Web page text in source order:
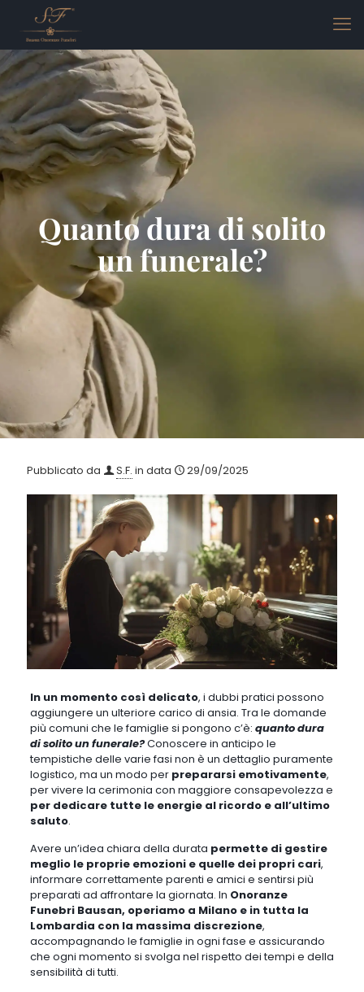
Quanto dura di solito
un funerale?
Pubblicato da S.F. in data 29/09/2025
In un momento così delicato, i dubbi pratici possono
aggiungere un ulteriore carico di ansia. Tra le domande
più comuni che le famiglie si pongono c’è: quanto dura
di solito un funerale?Conoscere in anticipo le
tempistiche delle varie fasi non è un dettaglio puramente
logistico, ma un modo per prepararsi emotivamente,
per vivere la cerimonia con maggiore consapevolezza e
per dedicare tutte le energie al ricordo e all’ultimo
saluto.
Avere un’idea chiara della durata permette di gestire
meglio le proprie emozioni e quelle dei propri cari,
informare correttamente parenti e amici e sentirsi più
preparati ad affrontare la giornata. In Onoranze
Funebri Bausan, operiamo a Milano e in tutta la
Lombardia con la massima discrezione,
accompagnando le famiglie in ogni fase e assicurando
che ogni momento si svolga nel rispetto dei tempi e della
sensibilità di tutti.